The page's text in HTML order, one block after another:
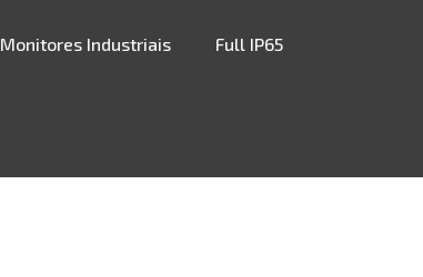
Monitores Industriais Full IP65